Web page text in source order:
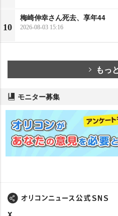
10
梅崎伸幸さん死去、享年44
2026-08-03 15:16
もっ
モニター募集